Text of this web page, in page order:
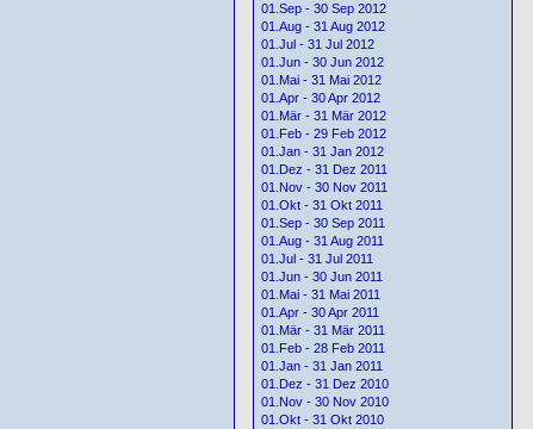
01.Sep - 30 Sep 2012
01.Aug - 31 Aug 2012
01.Jul - 31 Jul 2012
01.Jun - 30 Jun 2012
01.Mai - 31 Mai 2012
01.Apr - 30 Apr 2012
01.Mär - 31 Mär 2012
01.Feb - 29 Feb 2012
01.Jan - 31 Jan 2012
01.Dez - 31 Dez 2011
01.Nov - 30 Nov 2011
01.Okt - 31 Okt 2011
01.Sep - 30 Sep 2011
01.Aug - 31 Aug 2011
01.Jul - 31 Jul 2011
01.Jun - 30 Jun 2011
01.Mai - 31 Mai 2011
01.Apr - 30 Apr 2011
01.Mär - 31 Mär 2011
01.Feb - 28 Feb 2011
01.Jan - 31 Jan 2011
01.Dez - 31 Dez 2010
01.Nov - 30 Nov 2010
01.Okt - 31 Okt 2010